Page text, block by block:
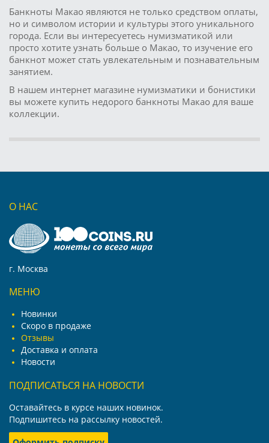
Банкноты Макао являются не только средством оплаты,
но и символом истории и культуры этого уникального
города. Если вы интересуетесь нумизматикой или
просто хотите узнать больше о Макао, то изучение его
банкнот может стать увлекательным и познавательным
занятием.
В нашем интернет магазине нумизматики и бонистики
вы можете купить недорого банкноты Макао для ваше
коллекции.
О НАС
г. Москва
МЕНЮ
Новинки
Скоро в продаже
Отзывы
Доставка и оплата
Новости
ПОДПИСАТЬСЯ НА НОВОСТИ
Оставайтесь в курсе наших новинок.
Подпишитесь на рассылку новостей.